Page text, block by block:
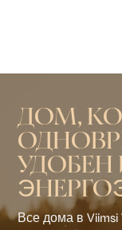
ДОМ,
УДОБЕН
Все дома в Viimsi